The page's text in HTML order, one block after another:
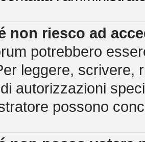
non riesco ad
potrebbero
leggere, scrivere,
autorizzazioni
possono